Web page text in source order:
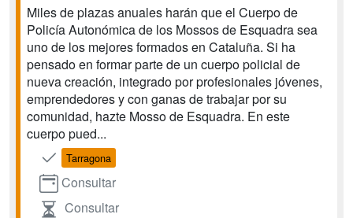
Miles de plazas anuales harán que el Cuerpo de
Policía Autonómica de los Mossos de Esquadra sea
uno de los mejores formados en Cataluña. Si ha
pensado en formar parte de un cuerpo policial de
nueva creación, integrado por profesionales jóvenes,
emprendedores y con ganas de trabajar por su
comunidad, hazte Mosso de Esquadra. En este
cuerpo pued...
Tarragona
Consultar
Consultar